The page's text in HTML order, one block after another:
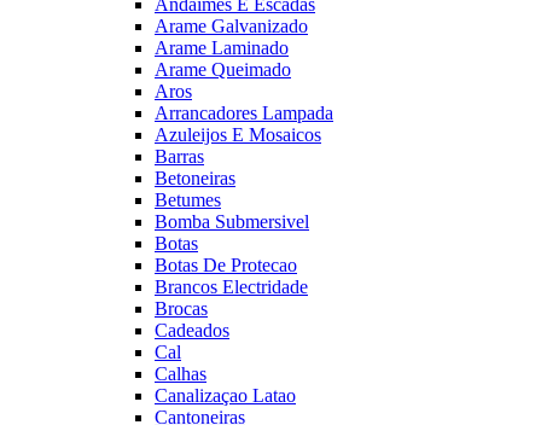
Andaimes E Escadas
Arame Galvanizado
Arame Laminado
Arame Queimado
Aros
Arrancadores Lampada
Azuleijos E Mosaicos
Barras
Betoneiras
Betumes
Bomba Submersivel
Botas
Botas De Protecao
Brancos Electridade
Brocas
Cadeados
Cal
Calhas
Canalizaçao Latao
Cantoneiras